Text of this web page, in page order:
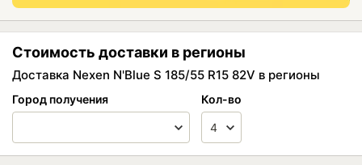
Стоимость доставки в регионы
Доставка Nexen N'Blue S 185/55 R15 82V в регионы
Город получения Кол-во